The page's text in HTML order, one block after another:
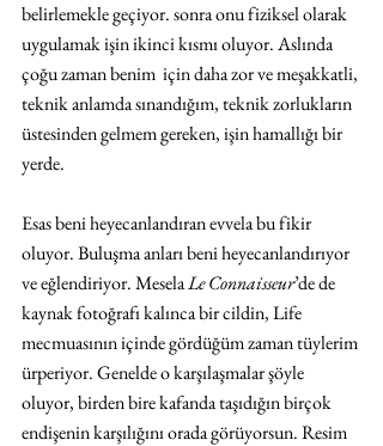
belirlemekle geçiyor. sonra onu fiziksel olarak
uygulamak işin ikinci kısmı oluyor. Aslında
çoğu zaman benim  için daha zor ve meşakkatli,
teknik anlamda sınandığım, teknik zorlukların
üstesinden gelmem gereken, işin hamallığı bir
yerde.
Esas beni heyecanlandıran evvela bu fikir
oluyor. Buluşma anları beni heyecanlandırıyor
ve eğlendiriyor. Mesela Le Connaisseur’de de
kaynak fotoğrafı kalınca bir cildin, Life
mecmuasının içinde gördüğüm zaman tüylerim
ürperiyor. Genelde o karşılaşmalar şöyle
oluyor, birden bire kafanda taşıdığın birçok
endişenin karşılığını orada görüyorsun. Resim